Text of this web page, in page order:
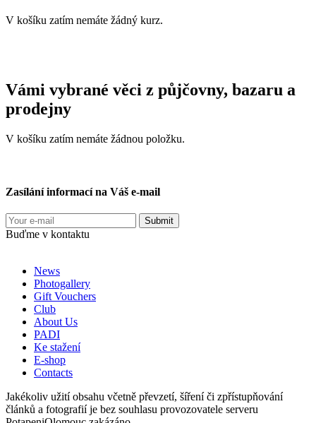
V košíku zatím nemáte žádný kurz.
Vámi vybrané věci z půjčovny, bazaru a
prodejny
V košíku zatím nemáte žádnou položku.
Zasílání informací na Váš e-mail
Buďme v kontaktu
News
Photogallery
Gift Vouchers
Club
About Us
PADI
Ke stažení
E-shop
Contacts
Jakékoliv užití obsahu včetně převzetí, šíření či zpřístupňování
článků a fotografií je bez souhlasu provozovatele serveru